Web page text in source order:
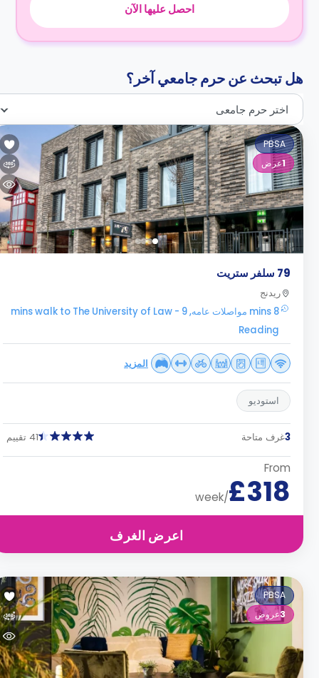
احصل عليها الآن
هل تبحث عن حرم جامعي آخر؟
اختر حرم جامعى
PBSA
1عرض
79 سلفر ستريت
ريدنج
8 mins مواصلات عامه, 9 mins walk to The University of Law -
Reading
المزيد
استوديو
غرف متاحة 41 تقييم
From
£318
/week
اعرض الغرف
PBSA
3 عروض